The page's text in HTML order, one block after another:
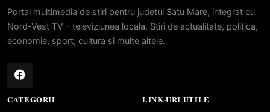
Portal multimedia de stiri pentru judetul Satu Mare, integrat cu
Nord-Vest TV - televiziunea locala. Stiri de actualitate, politica,
economie, sport, cultura si multe altele.
CATEGORII LINK-URI UTILE